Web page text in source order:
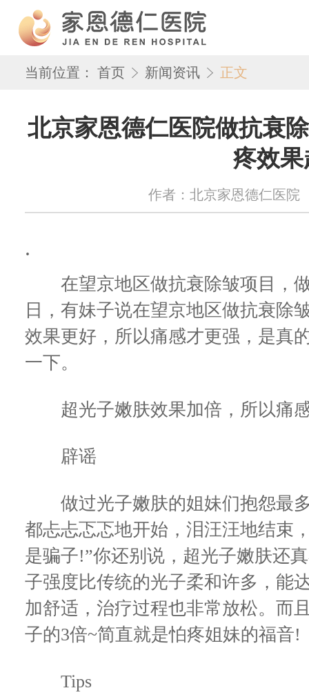
当前位置： 首页 新闻资讯 正文
北京家恩德仁医院做抗衰
疼效果
作者：北京家恩德仁医院
.
在望京地区做抗衰除皱项目，做
日，有妹子说在望京地区做抗衰除
效果更好，所以痛感才更强，是真
一下。
超光子嫩肤效果加倍，所以痛
辟谣
做过光子嫩肤的姐妹们抱怨最多
都忐忐忑忑地开始，泪汪汪地结束
是骗子!”你还别说，超光子嫩肤还
子强度比传统的光子柔和许多，能
加舒适，治疗过程也非常放松。而
子的3倍~简直就是怕疼姐妹的福音!
Tips